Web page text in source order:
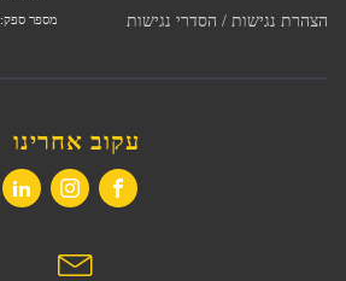
הצהרת נגישות / הסדרי נגישות מספר ספק: 11033062
עקוב אחרינו